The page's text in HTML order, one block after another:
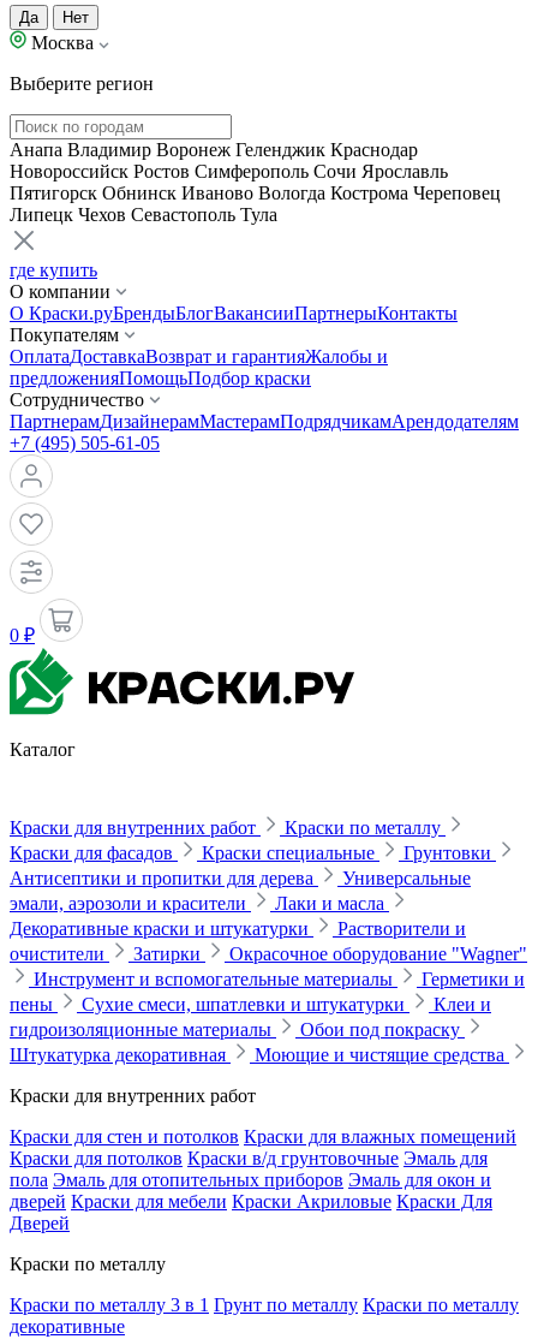
Да Нет
Москва
Выберите регион
Анапа Владимир Воронеж Геленджик Краснодар
Новороссийск Ростов Симферополь Сочи Ярославль
Пятигорск Обнинск Иваново Вологда Кострома Череповец
Липецк Чехов Севастополь Тула
где купить
О компании
О Краски.руБрендыБлогВакансииПартнерыКонтакты
Покупателям
ОплатаДоставкаВозврат и гарантияЖалобы и
предложенияПомощьПодбор краски
Сотрудничество
ПартнерамДизайнерамМастерамПодрядчикамАрендодателям
+7 (495) 505-61-05
0 ₽
Каталог
Краски для внутренних работ
Краски по металлу
Краски для фасадов
Краски специальные
Грунтовки
Антисептики и пропитки для дерева
Универсальные
эмали, аэрозоли и красители
Лаки и масла
Декоративные краски и штукатурки
Растворители и
очистители
Затирки
Окрасочное оборудование "Wagner"
Инструмент и вспомогательные материалы
Герметики и
пены
Сухие смеси, шпатлевки и штукатурки
Клеи и
гидроизоляционные материалы
Обои под покраску
Штукатурка декоративная
Моющие и чистящие средства
Краски для внутренних работ
Краски для стен и потолков Краски для влажных помещений
Краски для потолков Краски в/д грунтовочные Эмаль для
пола Эмаль для отопительных приборов Эмаль для окон и
дверей Краски для мебели Краски Акриловые Краски Для
Дверей
Краски по металлу
Краски по металлу 3 в 1 Грунт по металлу Краски по металлу
декоративные